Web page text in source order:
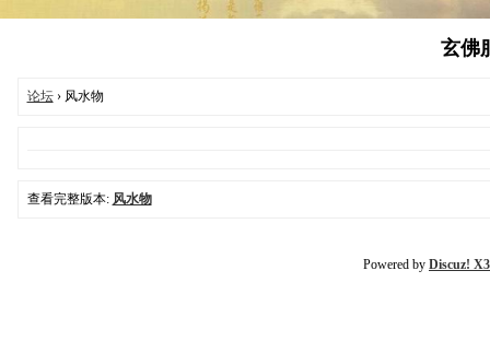
玄佛
论坛› 风水物
查看完整版本: 风水物
Powered by Discuz!